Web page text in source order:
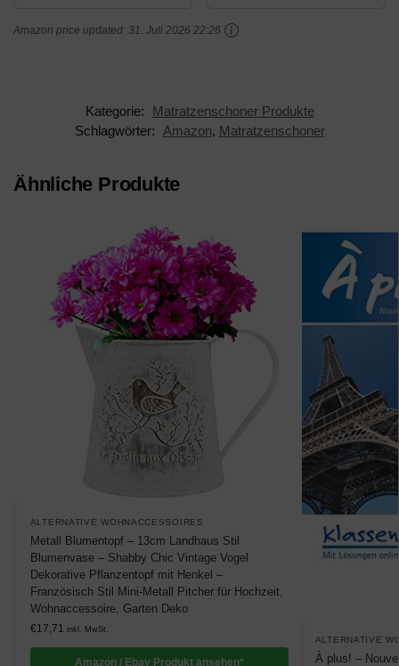
Boxspringbett -
Amazon price updated: 31. Juli 2026 22:26
Kategorie:
Matratzenschoner Produkte
Schlagwörter:
Amazon, Matratzenschoner
Ähnliche Produkte
ALTERNATIVE WOHNACCESSOIRES
Metall Blumentopf – 13cm Landhaus Stil
Blumenvase – Shabby Chic Vintage Vogel
Dekorative Pflanzentopf mit Henkel –
Französisch Stil Mini-Metall Pitcher für Hochzeit,
Wohnaccessoire, Garten Deko
€17,71 inkl. MwSt.
Amazon / Ebay Produkt ansehen*
ALTERNATIVE
À plus! –